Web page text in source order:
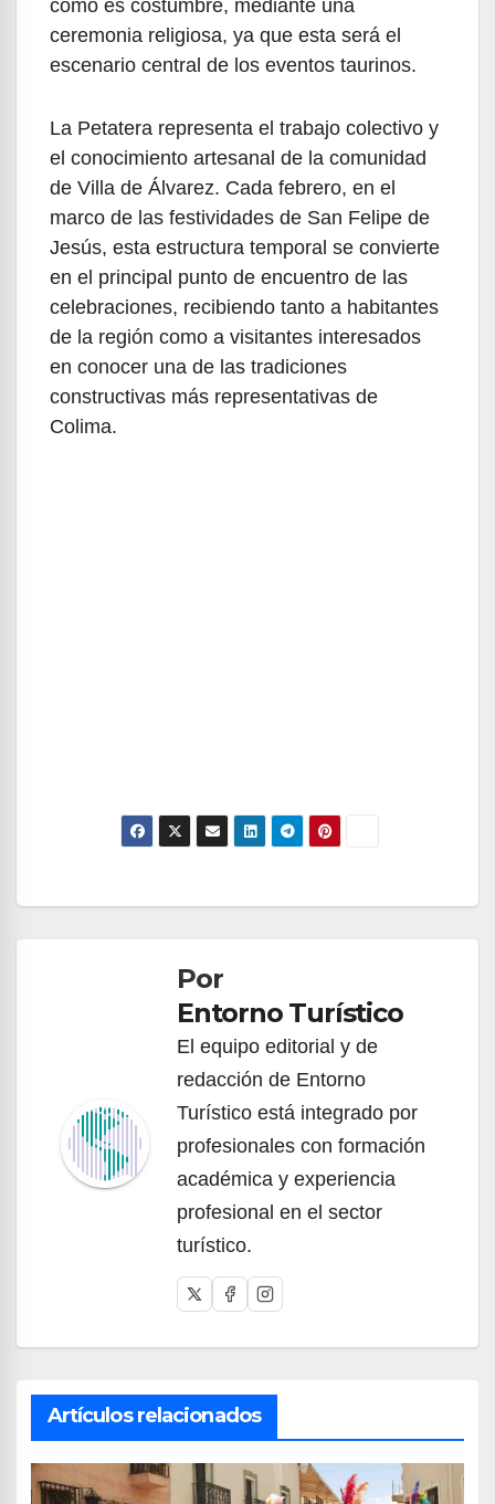
como es costumbre, mediante una
ceremonia religiosa, ya que esta será el
escenario central de los eventos taurinos.
La Petatera representa el trabajo colectivo y
el conocimiento artesanal de la comunidad
de Villa de Álvarez. Cada febrero, en el
marco de las festividades de San Felipe de
Jesús, esta estructura temporal se convierte
en el principal punto de encuentro de las
celebraciones, recibiendo tanto a habitantes
de la región como a visitantes interesados
en conocer una de las tradiciones
constructivas más representativas de
Colima.
entradasPor
Entorno Turístico
El equipo editorial y de
redacción de Entorno
Turístico está integrado por
profesionales con formación
académica y experiencia
profesional en el sector
turístico.
Artículos relacionados